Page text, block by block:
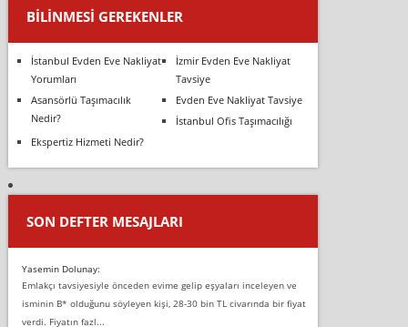
BILINMESI GEREKENLER
İstanbul Evden Eve Nakliyat
Yorumları
İzmir Evden Eve Nakliyat
Tavsiye
Asansörlü Taşımacılık
Nedir?
Evden Eve Nakliyat Tavsiye
İstanbul Ofis Taşımacılığı
Ekspertiz Hizmeti Nedir?
SON DEFTER MESAJLARI
Yasemin Dolunay:
Emlakçı tavsiyesiyle önceden evime gelip eşyaları inceleyen ve
isminin B* olduğunu söyleyen kişi, 28-30 bin TL civarında bir fiyat
verdi. Fiyatın fazl...